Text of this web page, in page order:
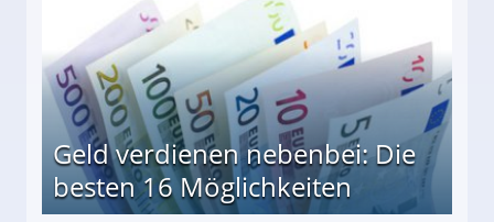
Geld verdienen nebenbei: Die
besten 16 Möglichkeiten